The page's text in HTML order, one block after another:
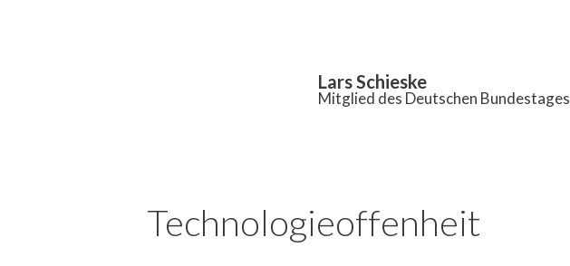
Lars Schieske
Mitglied des Deutschen Bundestages
Technologieoffenheit